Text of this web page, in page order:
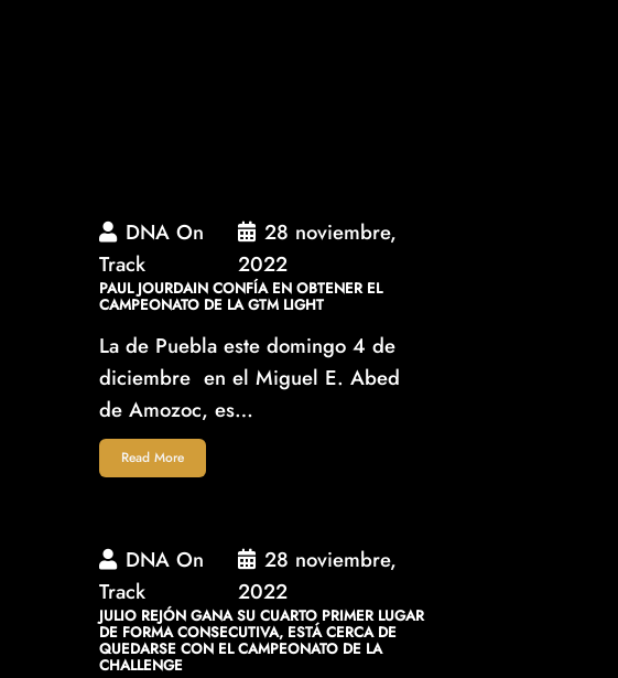
DNA On
Track
28 noviembre,
2022
PAUL JOURDAIN CONFÍA EN OBTENER EL
CAMPEONATO DE LA GTM LIGHT
La de Puebla este domingo 4 de
diciembre en el Miguel E. Abed
de Amozoc, es…
Read More
DNA On
Track
28 noviembre,
2022
JULIO REJÓN GANA SU CUARTO PRIMER LUGAR
DE FORMA CONSECUTIVA, ESTÁ CERCA DE
QUEDARSE CON EL CAMPEONATO DE LA
CHALLENGE